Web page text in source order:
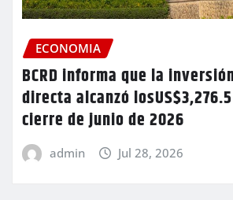
ECONOMIA
BCRD informa que la
directa alcanzó
cierre de junio de 2026
admin Jul 28, 2026